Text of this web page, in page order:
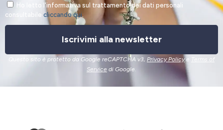
Ho letto l'informativa sul trattamento dei dati personali
consultabile cliccando qui.
Iscrivimi alla newsletter
Questo sito è protetto da Google reCAPTCHA v3, Privacy Policye Terms of
Service di Google.